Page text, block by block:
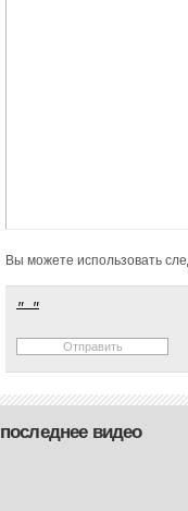
Вы можете использовать
последнее видео